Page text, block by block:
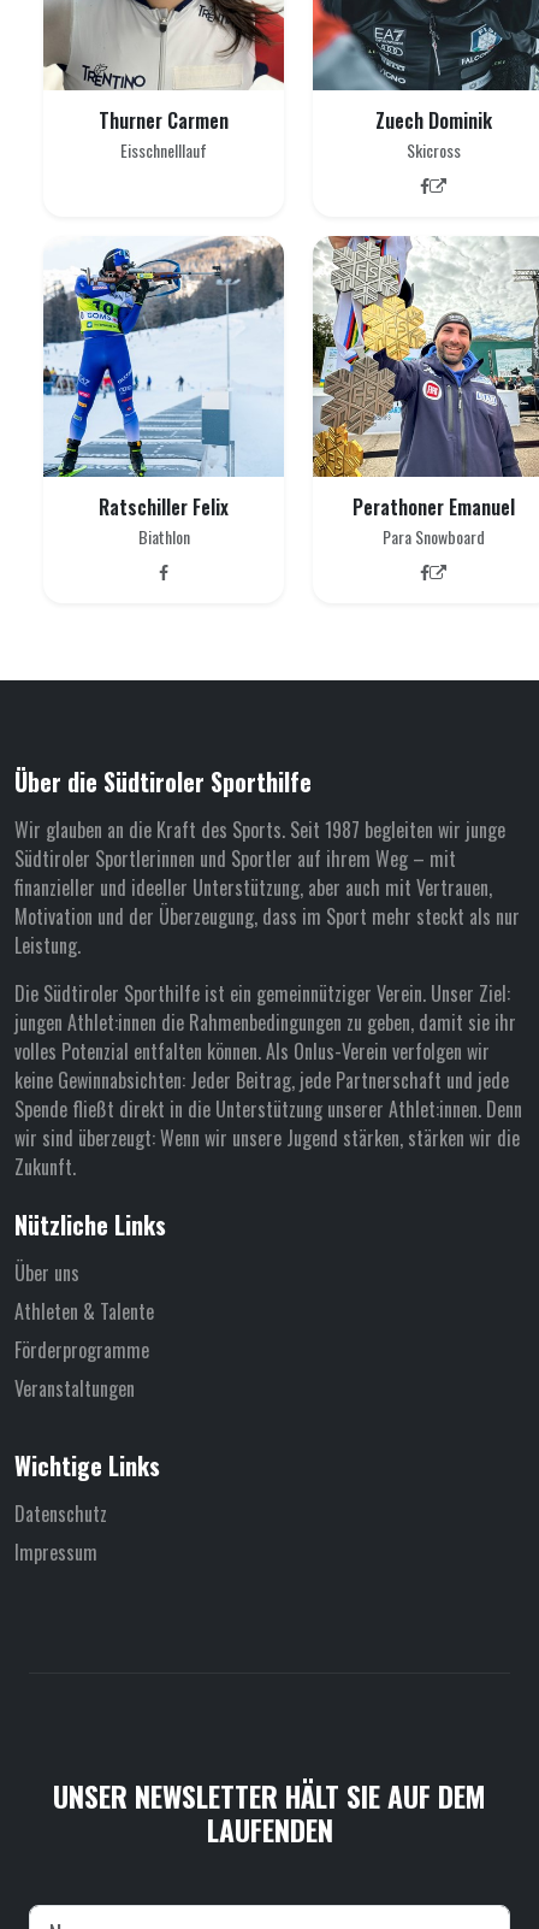
Thurner Carmen
Eisschnelllauf
Zuech Dominik
Skicross
Ratschiller Felix
Biathlon
Perathoner Emanuel
Para Snowboard
Über die Südtiroler Sporthilfe
Wir glauben an die Kraft des Sports. Seit 1987 begleiten wir junge
Südtiroler Sportlerinnen und Sportler auf ihrem Weg – mit
finanzieller und ideeller Unterstützung, aber auch mit Vertrauen,
Motivation und der Überzeugung, dass im Sport mehr steckt als nur
Leistung.
Die Südtiroler Sporthilfe ist ein gemeinnütziger Verein. Unser Ziel:
jungen Athlet:innen die Rahmenbedingungen zu geben, damit sie ihr
volles Potenzial entfalten können. Als Onlus-Verein verfolgen wir
keine Gewinnabsichten: Jeder Beitrag, jede Partnerschaft und jede
Spende fließt direkt in die Unterstützung unserer Athlet:innen. Denn
wir sind überzeugt: Wenn wir unsere Jugend stärken, stärken wir die
Zukunft.
Nützliche Links
Über uns
Athleten & Talente
Förderprogramme
Veranstaltungen
Wichtige Links
Datenschutz
Impressum
UNSER NEWSLETTER HÄLT SIE AUF DEM
LAUFENDEN